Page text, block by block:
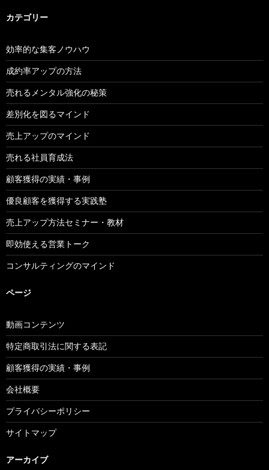
カテゴリー
効率的な集客ノウハウ
成約率アップの方法
売れるメンタル強化の秘策
差別化を図るマインド
売上アップのマインド
売れる社員育成法
顧客獲得の実績・事例
優良顧客を獲得する実践塾
売上アップ方法セミナー・教材
即効使える営業トーク
コンサルティングのマインド
ページ
動画コンテンツ
特定商取引法に関する表記
顧客獲得の実績・事例
会社概要
プライバシーポリシー
サイトマップ
アーカイブ